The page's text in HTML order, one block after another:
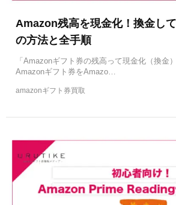
Amazon残高を現金化！換金し
の方法と全手順
「Amazonギフト券の残高って現金化（換金
Amazonギフト券をAmazo…
amazonギフト券買取